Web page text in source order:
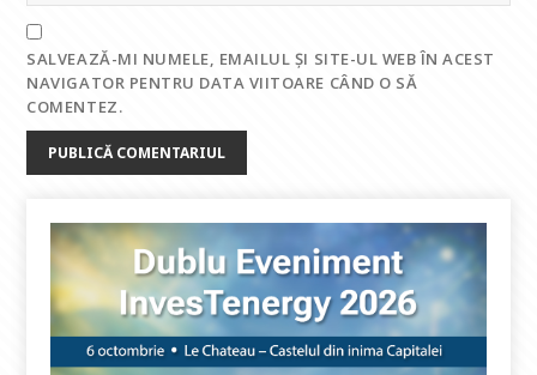
SALVEAZĂ-MI NUMELE, EMAILUL ȘI SITE-UL WEB ÎN ACEST
NAVIGATOR PENTRU DATA VIITOARE CÂND O SĂ
COMENTEZ.